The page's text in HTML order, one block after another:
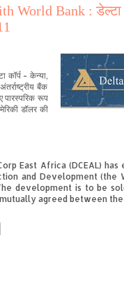
World Bank : डेल्टा
कॉर्प - केन्या,
बैंक
पारस्परिक रूप
डॉलर की
East Africa (DCEAL) has
and Development (the
development is to be
agreed between